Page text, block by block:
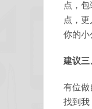
点，
点，
你的小
建议
有位做
找到我